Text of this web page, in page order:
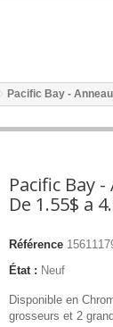
Pacific Bay -
Pacific Bay
De 1.55$ a
Référence
État : Neuf
Disponible en
grosseurs et 2